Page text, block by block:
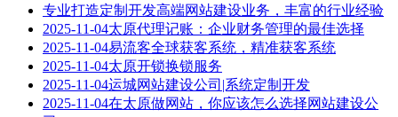
专业打造定制开发高端网站建设业务，丰富的行业经验
2025-11-04太原代理记账：企业财务管理的最佳选择
2025-11-04易流客全球获客系统，精准获客系统
2025-11-04太原开锁换锁服务
2025-11-04运城网站建设公司|系统定制开发
2025-11-04在太原做网站，你应该怎么选择网站建设公